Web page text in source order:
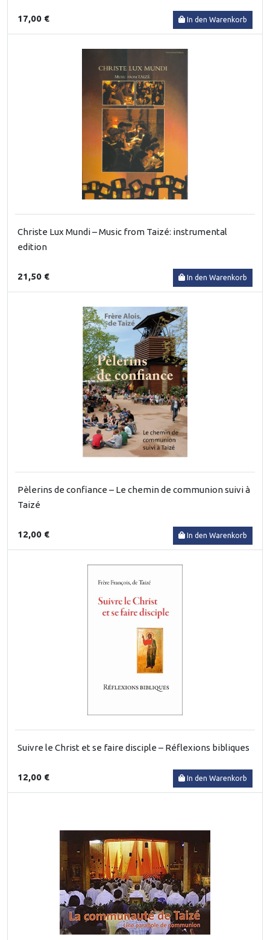
17,00 € In den Warenkorb
Christe Lux Mundi – Music from Taizé: instrumental
edition
21,50 € In den Warenkorb
Pèlerins de confiance – Le chemin de communion suivi à
Taizé
12,00 € In den Warenkorb
Suivre le Christ et se faire disciple – Réflexions bibliques
12,00 € In den Warenkorb